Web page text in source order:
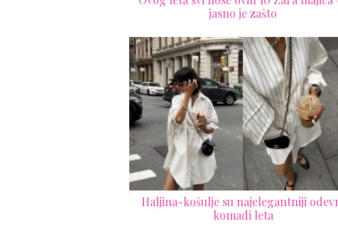
jasno je zašto
Haljina-košulje su najelegantniji
komadi leta